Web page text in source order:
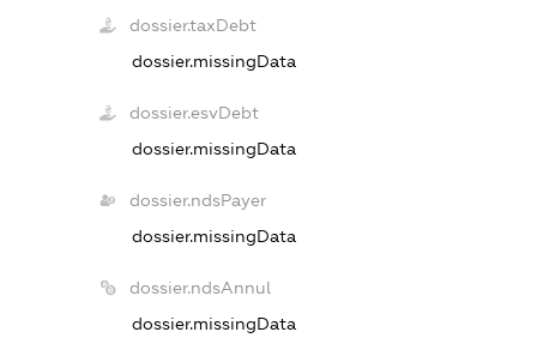
dossier.taxDebt
dossier.missingData
dossier.esvDebt
dossier.missingData
dossier.ndsPayer
dossier.missingData
dossier.ndsAnnul
dossier.missingData